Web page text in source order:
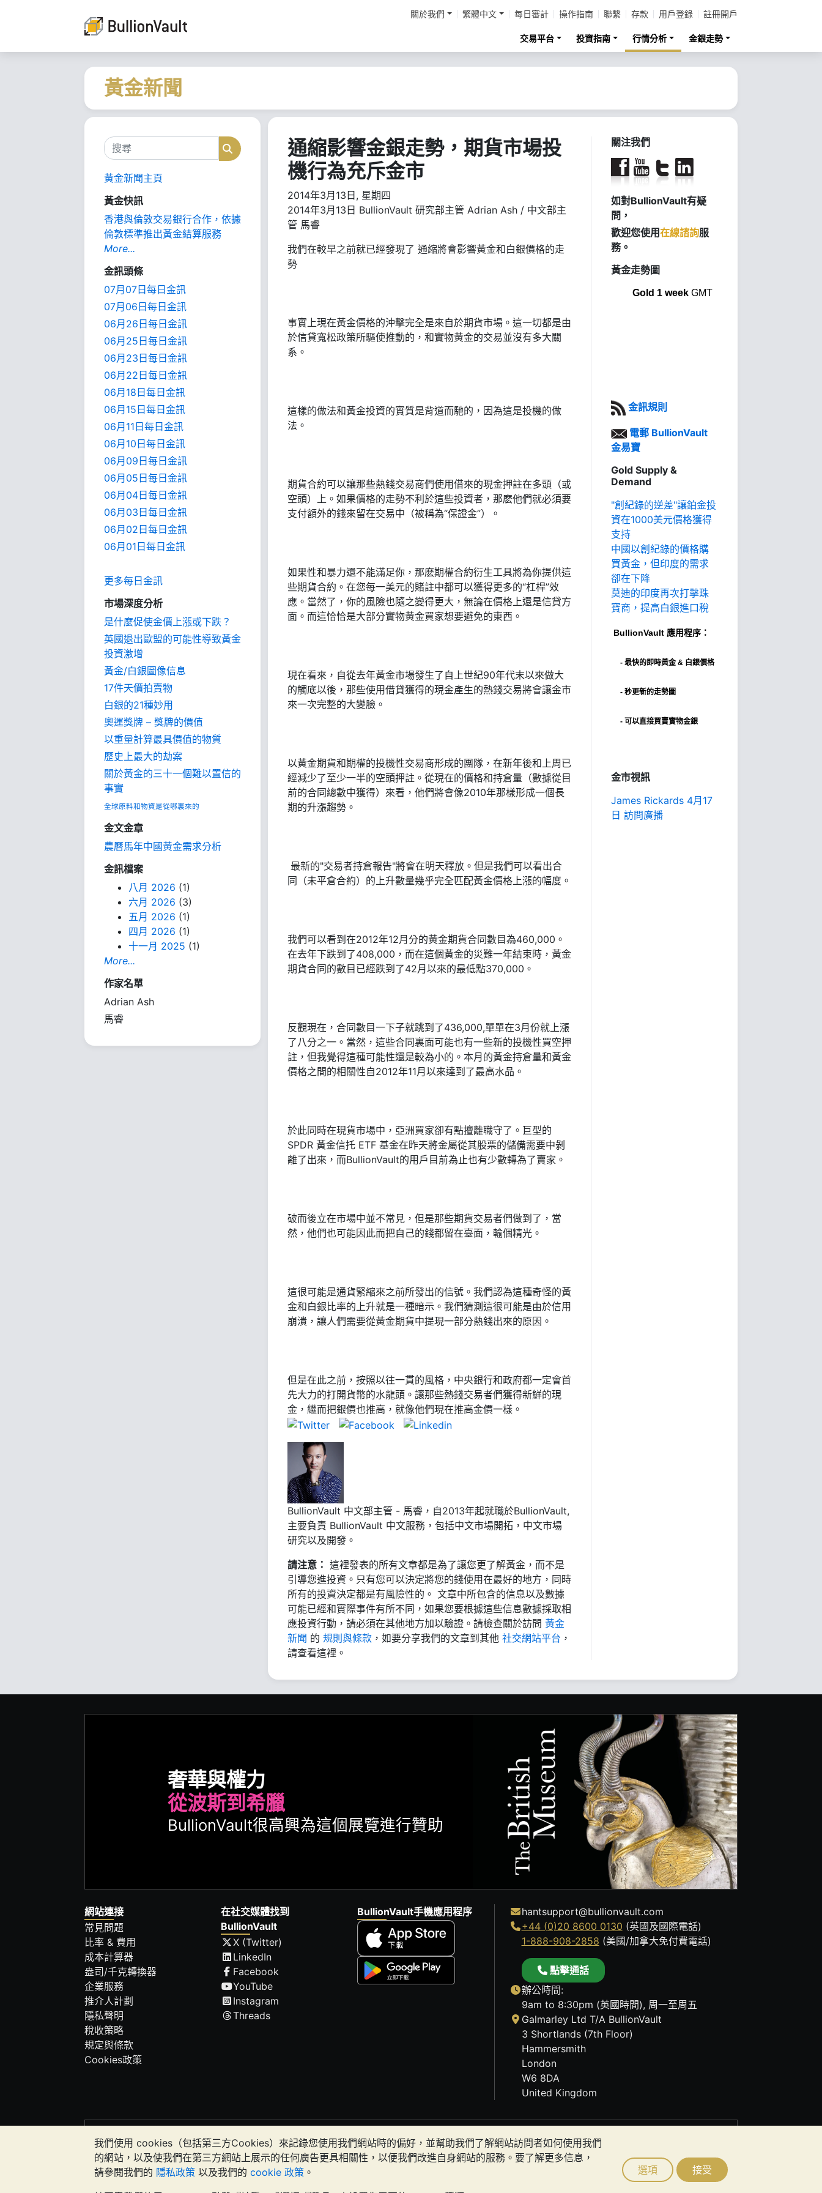
我們使用 cookies（包括第三方Cookies）來記錄您使用我們網站時的偏好，並幫助我們了解網站訪問者如何使用我們
的網站，以及使我們在第三方網站上展示的任何廣告更具相關性，以便我們改進自身網站的服務。要了解更多信息，
請參閱我們的 隱私政策 以及我們的 cookie 政策 。
選項 接受
關於我們 繁體中文 每日審計 操作指南 聯繫 存款 用戶登錄 註冊開戶
交易平台 投資指南 行情分析 金銀走勢
黃金新聞
搜尋 搜尋
黃金新聞主頁
黃金快訊
香港與倫敦交易銀行合作，依據
倫敦標準推出黃金結算服務
More...
金訊頭條
07月07日每日金訊
07月06日每日金訊
06月26日每日金訊
06月25日每日金訊
06月23日每日金訊
06月22日每日金訊
06月18日每日金訊
06月15日每日金訊
06月11日每日金訊
06月10日每日金訊
06月09日每日金訊
06月05日每日金訊
06月04日每日金訊
06月03日每日金訊
06月02日每日金訊
06月01日每日金訊
更多每日金訊
市場深度分析
是什麼促使金價上漲或下跌？
英國退出歐盟的可能性導致黃金
投資激增
黃金/白銀圖像信息
17件天價拍賣物
白銀的21種妙用
奧運獎牌 – 獎牌的價值
以重量計算最具價值的物質
歷史上最大的劫案
關於黃金的三十一個難以置信的
事實
全球原料和物資是從哪裏來的
金文金章
農曆馬年中國黃金需求分析
金訊檔案
八月 2026 (1)
六月 2026 (3)
五月 2026 (1)
四月 2026 (1)
十一月 2025 (1)
More...
作家名單
Adrian Ash
馬睿
通縮影響金銀走勢，期貨市場投
機行為充斥金市
2014年3月13日, 星期四
2014年3月13日 BullionVault 研究部主管 Adrian Ash / 中文部主
管 馬睿
我們在較早之前就已經發現了 通縮將會影響黃金和白銀價格的走
勢
事實上現在黃金價格的沖擊完全是來自於期貨市場。這一切都是由
於信貸寬松政策所驅使推動的，和實物黃金的交易並沒有多大關
系。
這樣的做法和黃金投資的實質是背道而馳的，因為這是投機的做
法。
期貨合約可以讓那些熱錢交易商們使用借來的現金押註在多頭（或
空頭）上。如果價格的走勢不利於這些投資者，那麽他們就必須要
支付額外的錢來留在交易中（被稱為“保證金”）。
如果性和暴力還不能滿足你，那麽期權合約衍生工具將為你提供這
些期貨合約。在您每一美元的賭註中都可以獲得更多的“杠桿”效
應。當然了，你的風險也隨之變得更大，無論在價格上還是信貸方
面。而這恰恰是大部分實物黃金買家想要避免的東西。
現在看來，自從去年黃金市場發生了自上世紀90年代末以來做大
的觸底以後，那些使用借貸獲得的現金產生的熱錢交易將會讓金市
來一次完整的大變臉。
以黃金期貨和期權的投機性交易商形成的團隊，在新年後和上周已
經減少了至少一半的空頭押註。從現在的價格和持倉量（數據從目
前的合同總數中獲得）來看，他們將會像2010年那樣形成一個長
期的升漲趨勢。
最新的"交易者持倉報告"將會在明天釋放。但是我們可以看出合
同（未平倉合約）的上升數量幾乎完全匹配黃金價格上漲的幅度。
我們可以看到在2012年12月分的黃金期貨合同數目為460,000。
在去年下跌到了408,000，而在這個黃金的災難一年結束時，黃金
期貨合同的數目已經跌到了42月以來的最低點370,000。
反觀現在，合同數目一下子就跳到了436,000,單單在3月份就上漲
了八分之一。當然，這些合同裏面可能也有一些新的投機性買空押
註，但我覺得這種可能性還是較為小的。本月的黃金持倉量和黃金
價格之間的相關性自2012年11月以來達到了最高水品。
於此同時在現貨市場中，亞洲買家卻有點擅離職守了。巨型的
SPDR 黃金信托 ETF 基金在昨天將金屬從其股票的儲備需要中剝
離了出來，而BullionVault的用戶目前為止也有少數轉為了賣家。
破而後立在市場中並不常見，但是那些期貨交易者們做到了，當
然，他們也可能因此而把自己的錢都留在臺面，輸個精光。
這很可能是通貨緊縮來之前所發出的信號。我們認為這種奇怪的黃
金和白銀比率的上升就是一種暗示。我們猜測這很可能是由於信用
崩潰，讓人們需要從黃金期貨中提現一部分熱錢出來的原因。
但是在此之前，按照以往一貫的風格，中央銀行和政府都一定會首
先大力的打開貨幣的水龍頭。讓那些熱錢交易者們獲得新鮮的現
金，繼而把銀價也推高，就像他們現在推高金價一樣。
BullionVault 中文部主管 - 馬睿，自2013年起就職於BullionVault,
主要負責 BullionVault 中文服務，包括中文市場開拓，中文市場
研究以及開發。
請注意： 這裡發表的所有文章都是為了讓您更了解黃金，而不是
引導您進投資。只有您可以決定將您的錢使用在最好的地方，同時
所有的投資決定都是有風險性的。 文章中所包含的信息以及數據
可能已經和實際事件有所不同，如果您要根據這些信息數據採取相
應投資行動，請必須在其他地方加以驗證。請檢查關於訪問 黃金
新聞 的 規則與條款 ，如要分享我們的文章到其他 社交網站平台 ，
請查看這裡。
關注我們
如對BullionVault有疑
問，
歡迎您使用在線諮詢服
務。
黃金走勢圖
Gold 1 weekGMT
金訊規則
電郵 BullionVault
金易寶
Gold Supply &
Demand
"創紀錄的逆差"讓鉑金投
資在1000美元價格獲得
支持
中國以創紀錄的價格購
買黃金，但印度的需求
卻在下降
莫迪的印度再次打擊珠
寶商，提高白銀進口稅
BullionVault 應用程序：
- 最快的即時黃金 & 白銀價格
- 秒更新的走勢圖
- 可以直接買賣實物金銀
金市視訊
James Rickards 4月17
日 訪問廣播
奢華與權力
從波斯到希臘
BullionVault很高興為這個展覽進行贊助
網站連接
常見問題
比率 & 費用
成本計算器
盎司/千克轉換器
企業服務
推介人計劃
隱私聲明
稅收策略
規定與條款
Cookies政策
在社交媒體找到
BullionVault
X (Twitter)
LinkedIn
Facebook
YouTube
Instagram
Threads
BullionVault手機應用程序
hantsupport@bullionvault.com
+44 (0)20 8600 0130 (英國及國際電話)
1-888-908-2858 (美國/加拿大免付費電話)
點擊通話
辦公時間:
9am to 8:30pm (英國時間), 周一至周五
Galmarley Ltd T/A BullionVault
3 Shortlands (7th Floor)
Hammersmith
London
W6 8DA
United Kingdom
應該考慮尋求專業建議，以確定投資並持有金條是否適合您。